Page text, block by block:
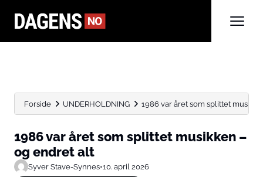
Forside UNDERHOLDNING 1986 var året som splittet
1986 var året som splittet musikken –
og endret alt
Syver Stave-Synnes•10. april 2026